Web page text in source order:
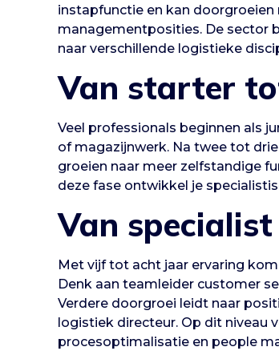
instapfunctie en kan doorgroeien
managementposities. De sector
naar verschillende logistieke
Van starter
Veel professionals beginnen als
of magazijnwerk. Na twee tot
groeien naar meer zelfstandige
deze fase ontwikkel je
Van
Met vijf tot acht jaar ervaring
Denk aan teamleider customer
Verdere doorgroei leidt naar
logistiek directeur. Op dit niveau
procesoptimalisatie en people